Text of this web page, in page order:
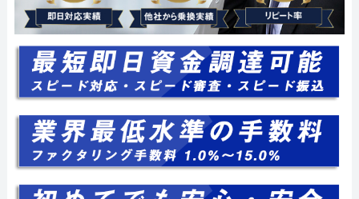
ファクタリングで通りやすい会